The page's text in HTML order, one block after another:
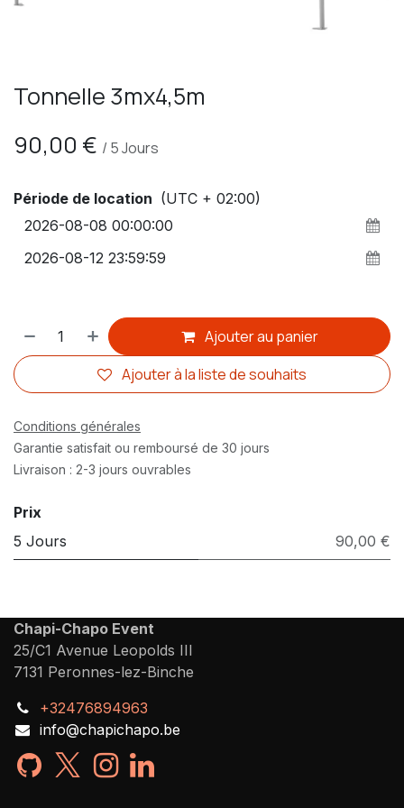
Tonnelle 3mx4,5m
90,00 € / 5Jours
Période de location (UTC + 02:00)
Ajouter au panier
Ajouter à la liste de souhaits
Conditions générales
Garantie satisfait ou remboursé de 30 jours
Livraison : 2-3 jours ouvrables
Prix
5 Jours
90,00 €
Chapi-Chapo Event
25/C1 Avenue Leopolds III
7131 Peronnes-lez-Binche
+32476894963
info@chapichapo.be